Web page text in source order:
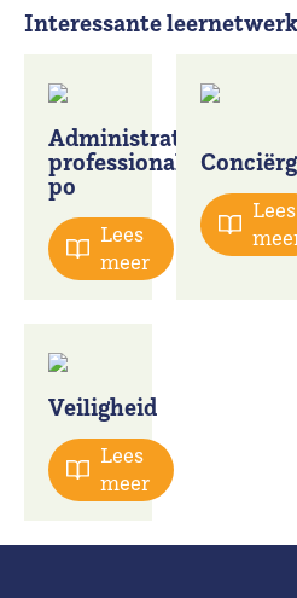
Interessante
Administratieve
professionals
po
Lees
meer
Lees
Veiligheid
Lees
meer